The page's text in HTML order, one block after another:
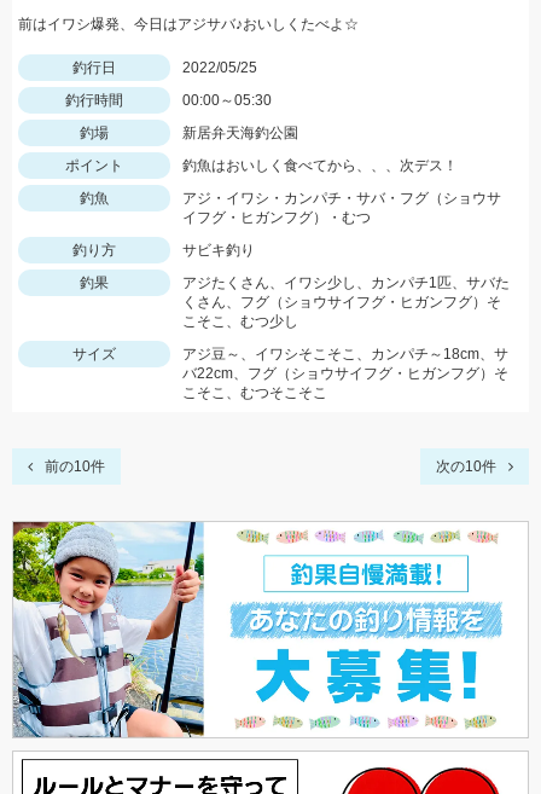
前はイワシ爆発、今日はアジサバ♪おいしくたべよ☆
釣行日
2022/05/25
釣行時間
00:00～05:30
釣場
新居弁天海釣公園
ポイント
釣魚はおいしく食べてから、、、次デス！
釣魚
アジ・イワシ・カンパチ・サバ・フグ（ショウサ
イフグ・ヒガンフグ）・むつ
釣り方
サビキ釣り
釣果
アジたくさん、イワシ少し、カンパチ1匹、サバた
くさん、フグ（ショウサイフグ・ヒガンフグ）そ
こそこ、むつ少し
サイズ
アジ豆～、イワシそこそこ、カンパチ～18cm、サ
バ22cm、フグ（ショウサイフグ・ヒガンフグ）そ
こそこ、むつそこそこ
前の10件 次の10件